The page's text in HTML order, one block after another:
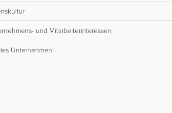
und Mitarbeiterinteressen
Unternehmen“